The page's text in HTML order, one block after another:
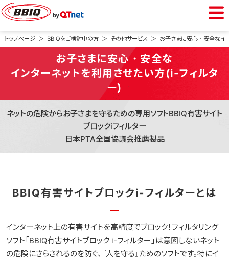
BBIQをご利用中の方
会員専用ページ
Webメール
BBIQをご検討中の方
光電話
光テレビ
トップページ BBIQをご検討中の方 その他サービス お子さまに安心・安全なイ
お子さまに安心・安全な
インターネットを利用させたい方(i-フィルタ
ー)
ネットの危険からお子さまを守るための専用ソフトBBIQ有害サイト
ブロックiフィルター
日本PTA全国協議会推薦製品
BBIQ有害サイトブロックi-フィルターとは
インターネット上の有害サイトを高精度でブロック！フィルタリング
ソフト「BBIQ有害サイトブロック i-フィルター」は意図しないネット
の危険にさらされるのを防ぐ、『人を守る』ためのソフトです。特にイ